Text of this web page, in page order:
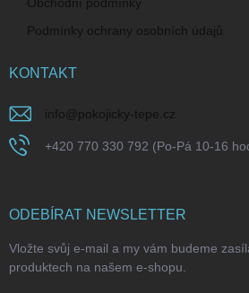
Podmínky ochrany osobních údajů
KONTAKT
info @pokojicky-tepe.cz
+420 770 330 792 (Po-Pá 10-16
ODEBÍRAT NEWSLETTER
Vložte svůj e-mail a my vám budeme
produktech na našem e-shopu.